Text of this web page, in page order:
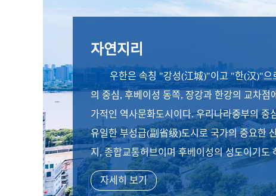
자연지리
우한은 속칭 "강성(江城)"이고 "한(汉)"으
의 중심, 후베이성 동쪽, 장강과 한강의 교차점
가적인 역사문화도시이다. 우리나라중부의 중
유일한 부성급(副省级)도시로 국가의 중요한
지, 종합교통허브이며 후베이성의 성도이기도
자세히 보기